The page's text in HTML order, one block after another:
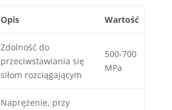
Opis Wartość
Zdolność do
przeciwstawiania się
siłom rozciągającym
500-700
MPa
Naprężenie, przy